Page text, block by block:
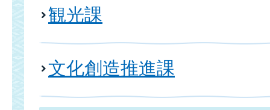
観光課
文化創造推進課